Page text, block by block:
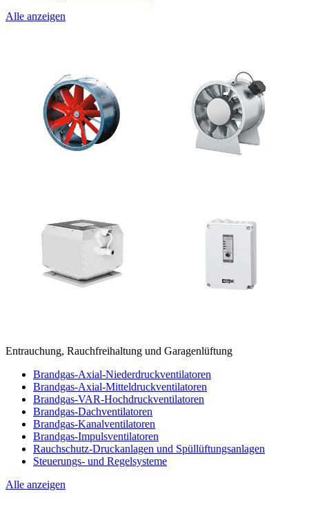
Alle anzeigen
Entrauchung, Rauchfreihaltung und Garagenlüftung
Brandgas-Axial-Niederdruckventilatoren
Brandgas-Axial-Mitteldruckventilatoren
Brandgas-VAR-Hochdruckventilatoren
Brandgas-Dachventilatoren
Brandgas-Kanalventilatoren
Brandgas-Impulsventilatoren
Rauchschutz-Druckanlagen und Spüllüftungsanlagen
Steuerungs- und Regelsysteme
Alle anzeigen